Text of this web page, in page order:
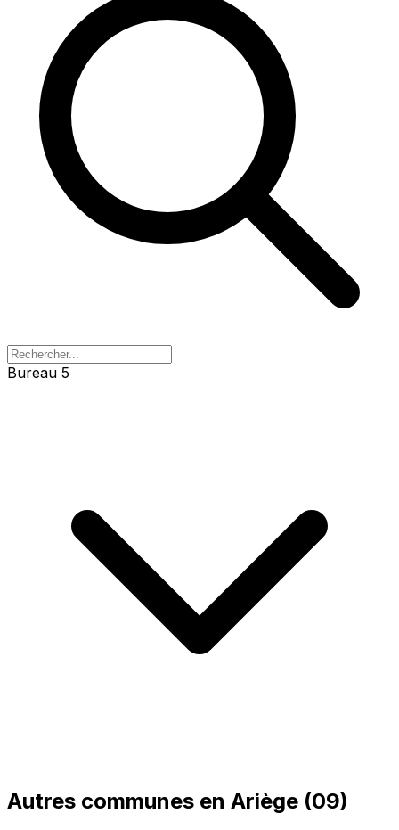
Bureau 5
Autres communes en Ariège (09)